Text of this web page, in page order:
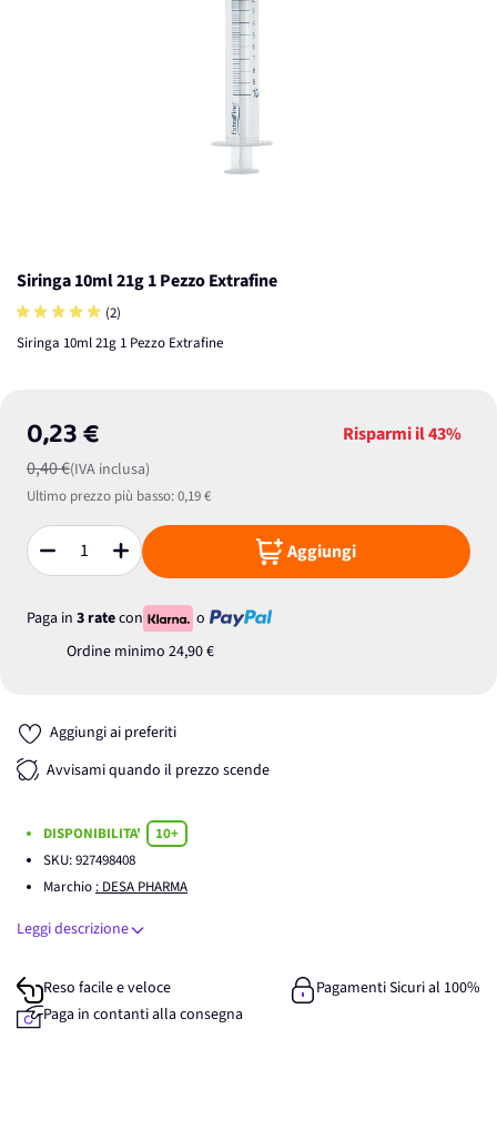
Siringa 10ml 21g 1 Pezzo Extrafine
(2)
Siringa 10ml 21g 1 Pezzo Extrafine
0,23 €
0,40 €(IVA inclusa)
Risparmi il43%
Ultimo prezzo più basso:0,19 €
Quantità Aggiungi
Paga in 3 ratecon
o
Ordine minimo 24,90 €
Aggiungi ai preferiti
Avvisami quando il prezzo scende
DISPONIBILITA'
10+
SKU:927498408
Marchio : DESA PHARMA
Leggi descrizione
Reso facile e veloce
Pagamenti Sicuri al 100%
Paga in contanti alla consegna